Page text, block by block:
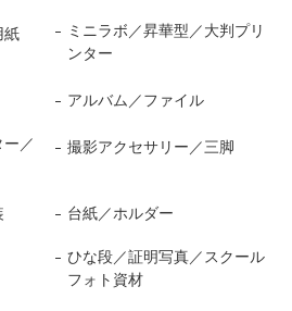
紙
ミニラボ／昇華型／大判プリ
ンター
アルバム／ファイル
／
撮影アクセサリー／三脚
台紙／ホルダー
ひな段／証明写真／スクール
フォト資材